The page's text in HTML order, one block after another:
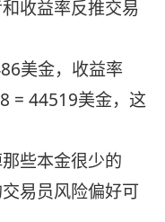
收益率反推交易
美金，收益率
= 44519美金，这
些本金很少的
易员风险偏好可